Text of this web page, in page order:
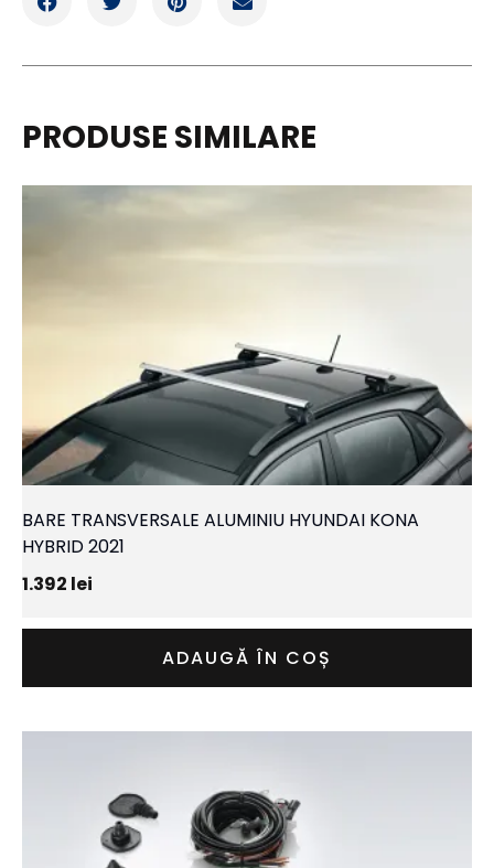
PRODUSE SIMILARE
BARE TRANSVERSALE ALUMINIU HYUNDAI KONA
HYBRID 2021
1.392 lei
ADAUGĂ ÎN COȘ